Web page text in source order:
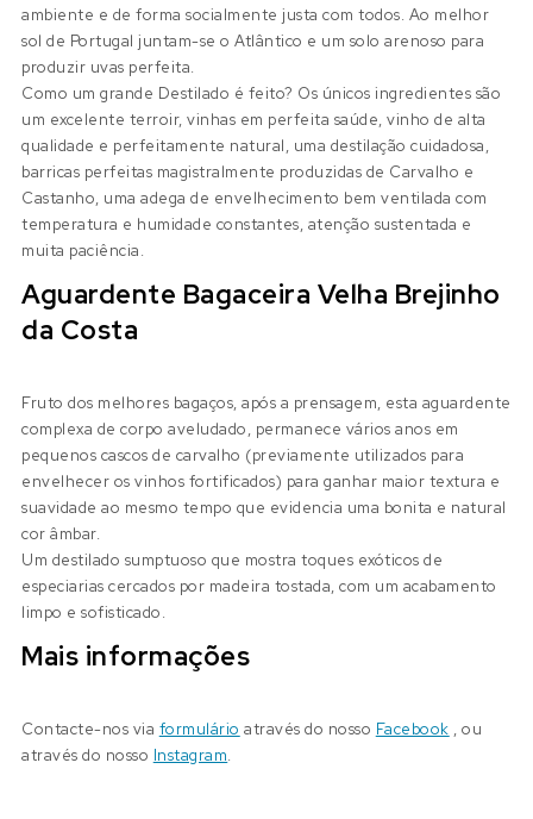
ambiente e de forma socialmente justa com todos. Ao melhor
sol de Portugal juntam-se o Atlântico e um solo arenoso para
produzir uvas perfeita.
Como um grande Destilado é feito? Os únicos ingredientes são
um excelente terroir, vinhas em perfeita saúde, vinho de alta
qualidade e perfeitamente natural, uma destilação cuidadosa,
barricas perfeitas magistralmente produzidas de Carvalho e
Castanho, uma adega de envelhecimento bem ventilada com
temperatura e humidade constantes, atenção sustentada e
muita paciência.
Aguardente Bagaceira Velha Brejinho
da Costa
Fruto dos melhores bagaços, após a prensagem, esta aguardente
complexa de corpo aveludado, permanece vários anos em
pequenos cascos de carvalho (previamente utilizados para
envelhecer os vinhos fortificados) para ganhar maior textura e
suavidade ao mesmo tempo que evidencia uma bonita e natural
cor âmbar.
Um destilado sumptuoso que mostra toques exóticos de
especiarias cercados por madeira tostada, com um acabamento
limpo e sofisticado.
Mais informações
Contacte-nos via formulário através do nosso Facebook , ou
através do nosso Instagram.